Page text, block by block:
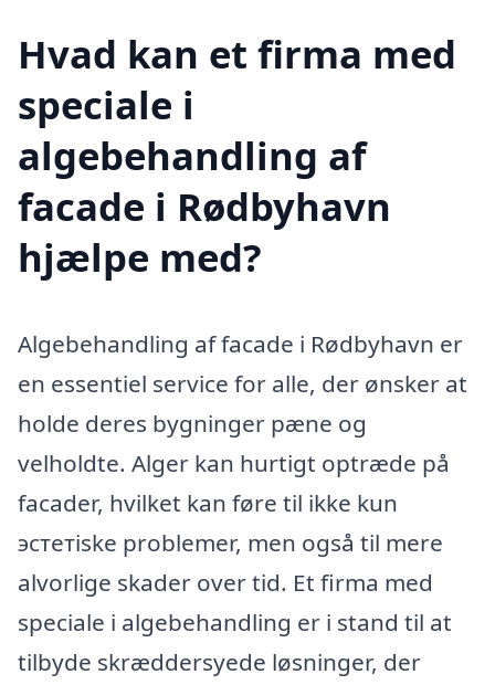
Hvad kan et firma med
speciale i
algebehandling af
facade i Rødbyhavn
hjælpe med?
Algebehandling af facade i Rødbyhavn er
en essentiel service for alle, der ønsker at
holde deres bygninger pæne og
velholdte. Alger kan hurtigt optræde på
facader, hvilket kan føre til ikke kun
эстетiske problemer, men også til mere
alvorlige skader over tid. Et firma med
speciale i algebehandling er i stand til at
tilbyde skræddersyede løsninger, der